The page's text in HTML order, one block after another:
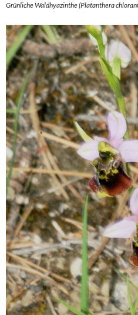
Grünliche Waldhyazinthe (Platanthera